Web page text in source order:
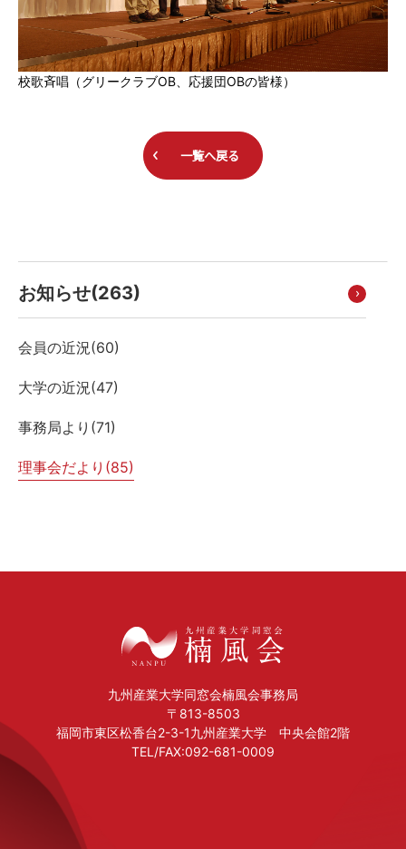
お知らせ(263)
会員の近況(60)
大学の近況(47)
事務局より(71)
理事会だより(85)
校歌斉唱（グリークラブOB、応援団OBの皆様）
一覧へ戻る
九州産業大学同窓会楠風会事務局
〒813-8503
福岡市東区松香台2-3-1九州産業大学 中央会館2階
TEL/FAX:092-681-0009